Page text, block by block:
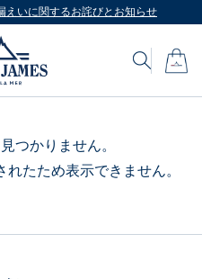
えいに関するお詫びとお知らせ
つかりません。
たため表示できません。